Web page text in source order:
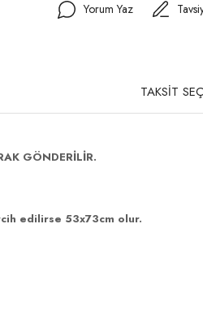
Yorum Yaz
TAKSİT
GÖNDERİLİR.
edilirse 53x73cm olur.